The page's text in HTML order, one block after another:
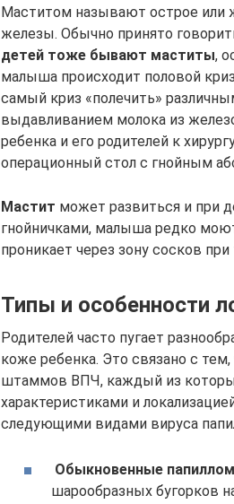
Маститом называют острое или
железы. Обычно принято
детей тоже бывают маститы,
малыша происходит половой
самый криз «полечить»
выдавливанием молока из
ребенка и его родителей к
операционный стол с гнойным
Мастит может развиться и при
гнойничками, малыша редко
проникает через зону сосков
Типы и особенности
Родителей часто пугает
коже ребенка. Это связано с
штаммов ВПЧ, каждый из
характеристиками и
следующими видами вируса
Обыкновенные
шарообразных бугорков